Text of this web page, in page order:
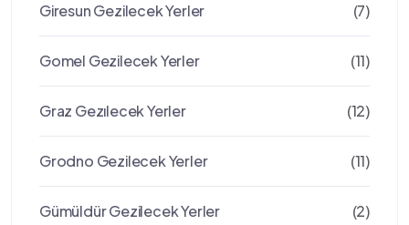
Giresun Gezilecek Yerler (7)
Gomel Gezilecek Yerler (11)
Graz Gezılecek Yerler (12)
Grodno Gezilecek Yerler (11)
Gümüldür Gezilecek Yerler (2)